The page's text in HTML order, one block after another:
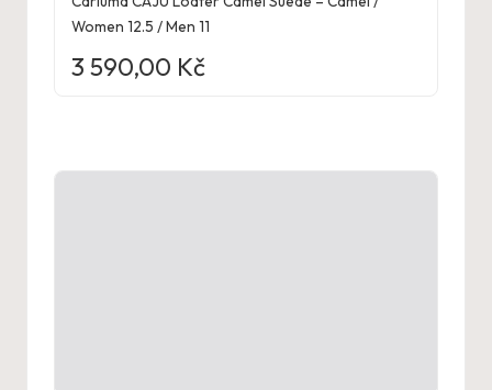
Women 12.5 / Men 11
3 590,00 Kč